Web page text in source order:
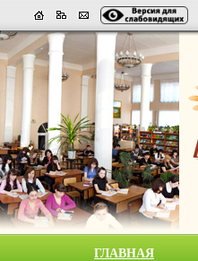
ГЛАВНАЯ